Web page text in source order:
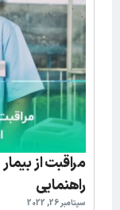
مراقبت از
راهنمایی
سپتامبر 26, 2022